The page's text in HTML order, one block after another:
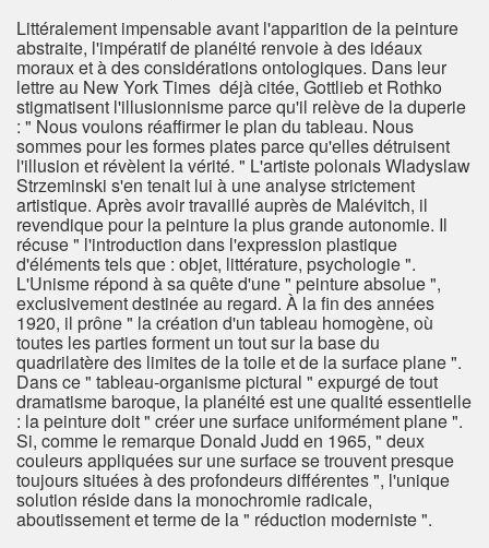
Littéralement impensable avant l'apparition de la peinture
abstraite, l'impératif de planéité renvoie à des idéaux
moraux et à des considérations ontologiques. Dans leur
lettre au New York Times déjà citée, Gottlieb et Rothko
stigmatisent l'illusionnisme parce qu'il relève de la duperie
: " Nous voulons réaffirmer le plan du tableau. Nous
sommes pour les formes plates parce qu'elles détruisent
l'illusion et révèlent la vérité. " L'artiste polonais Wladyslaw
Strzeminski s'en tenait lui à une analyse strictement
artistique. Après avoir travaillé auprès de Malévitch, il
revendique pour la peinture la plus grande autonomie. Il
récuse " l'introduction dans l'expression plastique
d'éléments tels que : objet, littérature, psychologie ".
L'Unisme répond à sa quête d'une " peinture absolue ",
exclusivement destinée au regard. À la fin des années
1920, il prône " la création d'un tableau homogène, où
toutes les parties forment un tout sur la base du
quadrilatère des limites de la toile et de la surface plane ".
Dans ce " tableau-organisme pictural " expurgé de tout
dramatisme baroque, la planéité est une qualité essentielle
: la peinture doit " créer une surface uniformément plane ".
Si, comme le remarque Donald Judd en 1965, " deux
couleurs appliquées sur une surface se trouvent presque
toujours situées à des profondeurs différentes ", l'unique
solution réside dans la monochromie radicale,
aboutissement et terme de la " réduction moderniste ".